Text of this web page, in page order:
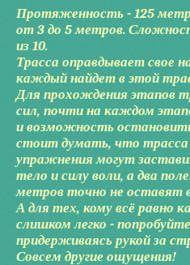
Протяженность - 125
от 3 до 5 метров.
из 10.
Трасса оправдывает свое
каждый найдет в этой
Для прохождения этапов
сил, почти на каждом
и возможность
стоит думать, что трасса
упражнения могут
тело и силу воли, а два
метров точно не оставят
А для тех, кому всё равно
слишком легко -
придерживаясь рукой за
Совсем другие ощущения!